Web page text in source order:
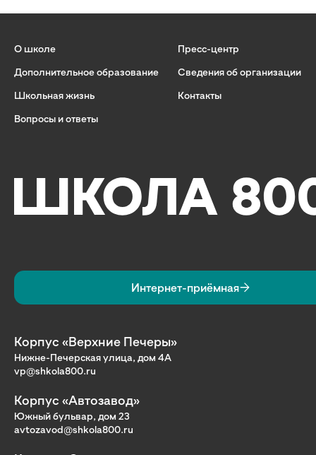
О школе
Дополнительное образование
Школьная жизнь
Вопросы и ответы
Пресс-центр
Сведения об организации
Контакты
Интернет-приёмная
Корпус «Верхние Печеры»
Нижне-Печерская улица, дом 4А
vp@shkola800.ru
Корпус «Автозавод»
Южный бульвар, дом 23
avtozavod@shkola800.ru